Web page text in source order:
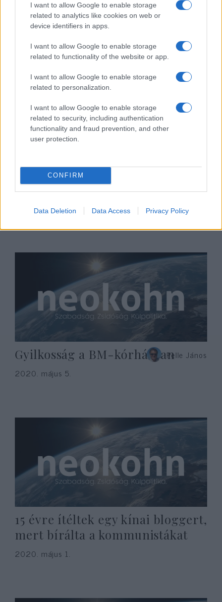
I want to allow Google to enable storage
related to analytics like cookies on web or
device identifiers in apps.
I want to allow Google to enable storage
related to functionality of the website or app.
I want to allow Google to enable storage
related to personalization.
I want to allow Google to enable storage
related to security, including authentication
functionality and fraud prevention, and other
user protection.
CONFIRM
Data Deletion Data Access Privacy Policy
Vége Hongkongnak? Új kínai
tövény az ellenzék elfojtására
2020. május 22.
Péter Gábor nyilas ügynökePelle János
2020. május 11.
Gyilkosság a BM-kórházbanPelle János
2020. május 5.
15 évre ítéltek egy kínai bloggert,
mert bírálta a kommunistákat
2020. május 1.